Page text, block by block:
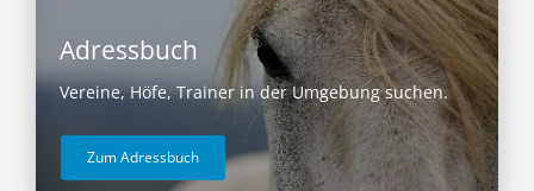
Adressbuch
Vereine, Höfe, Trainer in der Umgebung suchen.
Zum Adressbuch